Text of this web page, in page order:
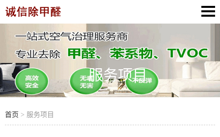
服务项目
首页 > 服务项目